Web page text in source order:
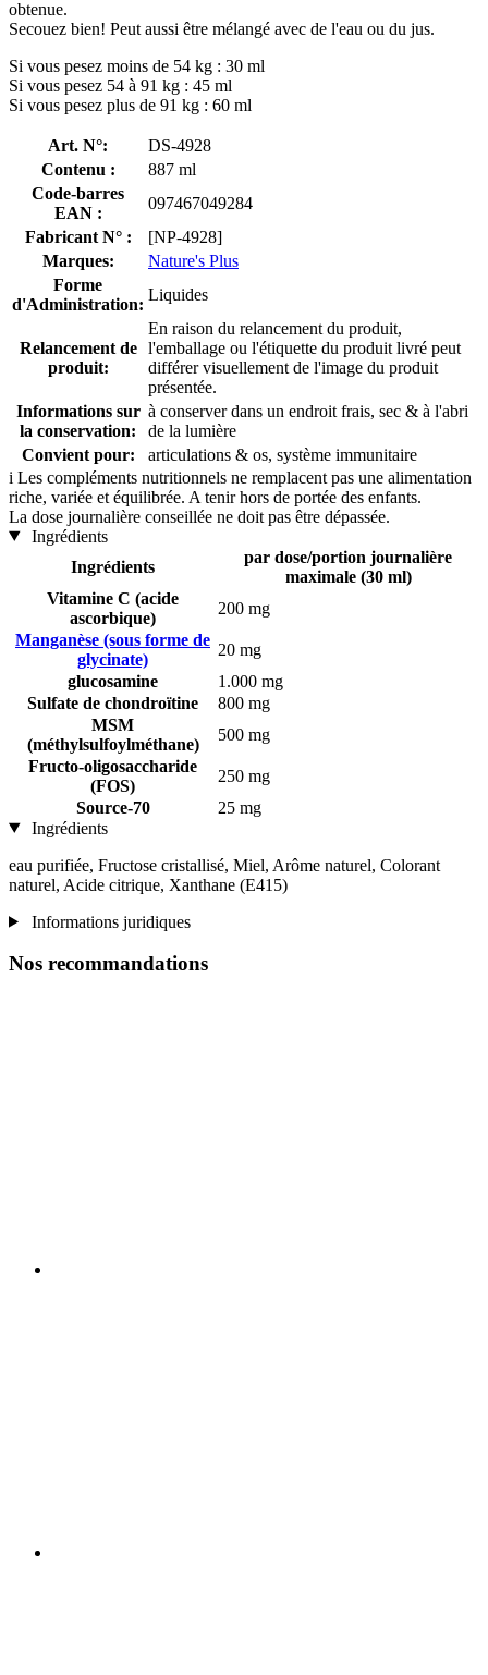
obtenue.
Secouez bien! Peut aussi être mélangé avec de l'eau ou du jus.
Si vous pesez moins de 54 kg : 30 ml
Si vous pesez 54 à 91 kg : 45 ml
Si vous pesez plus de 91 kg : 60 ml
Art. N°:
DS-4928
Contenu :
887 ml
Code-barres
EAN :
097467049284
Fabricant N° :
[NP-4928]
Marques:
Nature's Plus
Forme
d'Administration:
Liquides
Relancement de
produit:
En raison du relancement du produit,
l'emballage ou l'étiquette du produit livré peut
différer visuellement de l'image du produit
présentée.
Informations sur
la conservation:
à conserver dans un endroit frais, sec & à l'abri
de la lumière
Convient pour:
articulations & os, système immunitaire
i Les compléments nutritionnels ne remplacent pas une alimentation
riche, variée et équilibrée. A tenir hors de portée des enfants.
La dose journalière conseillée ne doit pas être dépassée.
Ingrédients
Ingrédients
par dose/portion journalière
maximale (30 ml)
Vitamine C (acide
ascorbique)
200 mg
Manganèse (sous forme de
glycinate)
20 mg
glucosamine
1.000 mg
Sulfate de chondroïtine
800 mg
MSM
(méthylsulfoylméthane)
500 mg
Fructo-oligosaccharide
(FOS)
250 mg
Source-70
25 mg
Ingrédients
eau purifiée, Fructose cristallisé, Miel, Arôme naturel, Colorant
naturel, Acide citrique, Xanthane (E415)
Informations juridiques
Nos recommandations